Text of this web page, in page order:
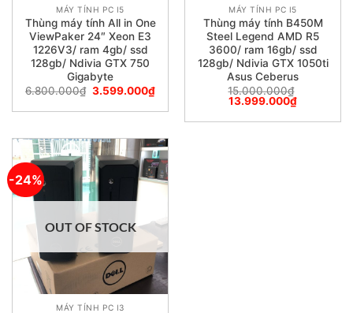
MÁY TÍNH PC I5
Thùng máy tính All in One
ViewPaker 24″ Xeon E3
1226V3/ ram 4gb/ ssd
128gb/ Ndivia GTX 750
Gigabyte
6.800.000₫ 3.599.000₫
MÁY TÍNH PC I5
Thùng máy tính B450M
Steel Legend AMD R5
3600/ ram 16gb/ ssd
128gb/ Ndivia GTX 1050ti
Asus Ceberus
15.000.000₫
13.999.000₫
-24%
OUT OF STOCK
MÁY TÍNH PC I3